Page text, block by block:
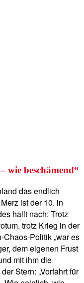
wie beschämend“
das endlich
ist der 10. in
hallt nach: Trotz
trotz Krieg in der
Chaos-Politik „war es
dem eigenen Frust
mit ihm die
Stern: „Vorfahrt für